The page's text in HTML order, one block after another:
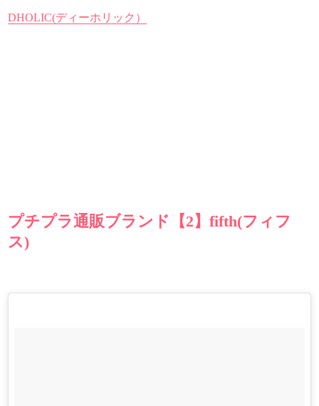
DHOLIC(ディーホリック）
プチプラ通販ブランド【2】fifth(フィフ
ス)